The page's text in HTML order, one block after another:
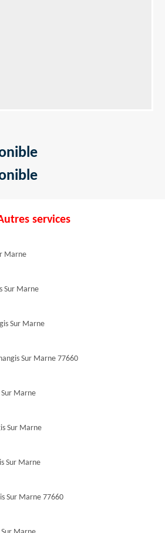
services
Marne
Sur Marne
Sur Marne
Sur Marne 77660
Sur Marne
Sur Marne
Sur Marne
Sur Marne 77660